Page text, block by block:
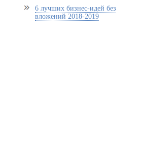
6 лучших бизнес-идей без
вложений 2018-2019